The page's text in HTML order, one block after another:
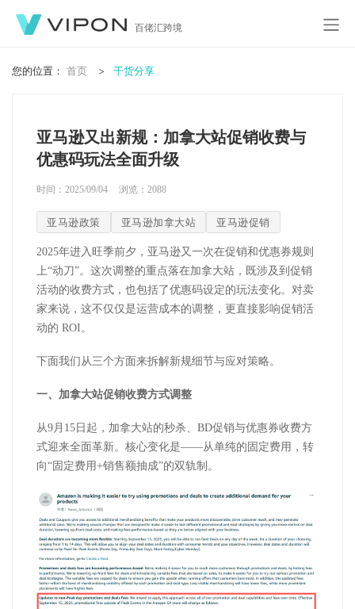
百佬汇跨境
您的位置： 首页 干货分享
亚马逊又出新规：加拿大站促销收费与
优惠码玩法全面升级
时间：2025/09/04 浏览： 2088
亚马逊政策 亚马逊加拿大站 亚马逊促销
2025年进入旺季前夕，亚马逊又一次在促销和优惠券规则
上“动刀”。这次调整的重点落在加拿大站，既涉及到促销
活动的收费方式，也包括了优惠码设定的玩法变化。对卖
家来说，这不仅仅是运营成本的调整，更直接影响促销活
动的 ROI。
下面我们从三个方面来拆解新规细节与应对策略。
一、加拿大站促销收费方式调整
从9月 15 日起，加拿大站的秒杀、 BD促销与优惠券收费方
式迎来全面革新。核心变化是——从单纯的固定费用，转
向“固定费用+销售额抽成”的双轨制。